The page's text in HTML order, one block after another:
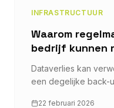
INFRASTRUCTUUR
Waarom
bedrijf kunnen
Dataverlies kan
een degelijke back-
22 februari 2026